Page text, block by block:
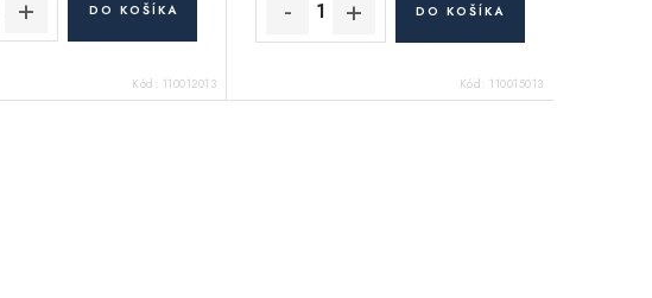
DO KOŠÍKA
Kód: 110012013
DO KOŠÍKA
Kód: 110015013